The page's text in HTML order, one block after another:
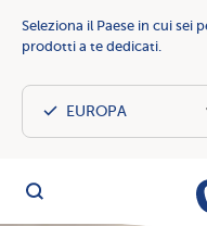
Seleziona il Paese in cui sei
prodotti a te dedicati.
Cerca